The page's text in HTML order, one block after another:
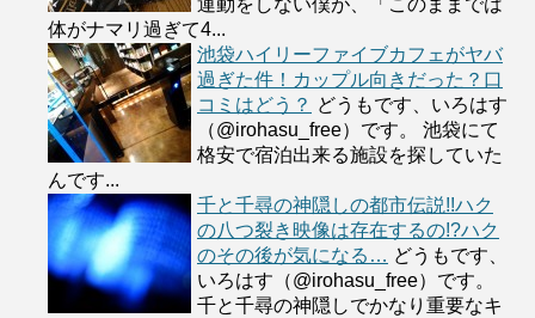
体がナマリ過ぎて4...
池袋ハイリーファイブカフェがヤバ
過ぎた件！カップル向きだった？口
コミはどう？ どうもです、いろはす
（@irohasu_free）です。 池袋にて
格安で宿泊出来る施設を探していた
んです...
千と千尋の神隠しの都市伝説!!ハク
の八つ裂き映像は存在するの!?ハク
のその後が気になる… どうもです、
いろはす（@irohasu_free）です。
千と千尋の神隠しでかなり重要なキ